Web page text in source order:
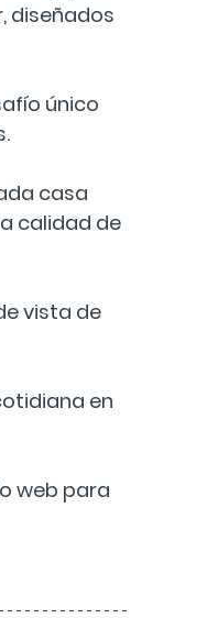
diseñados
único
casa
calidad de
vista de
en
web para